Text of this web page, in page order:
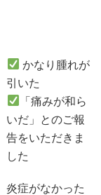
かなり腫れが
引いた
「痛みが和ら
いだ」とのご報
告をいただきま
した
炎症がなかった